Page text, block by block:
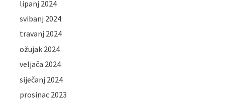
lipanj 2024
svibanj 2024
travanj 2024
ožujak 2024
veljača 2024
siječanj 2024
prosinac 2023